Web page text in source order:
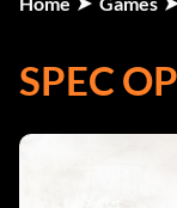
SPEC